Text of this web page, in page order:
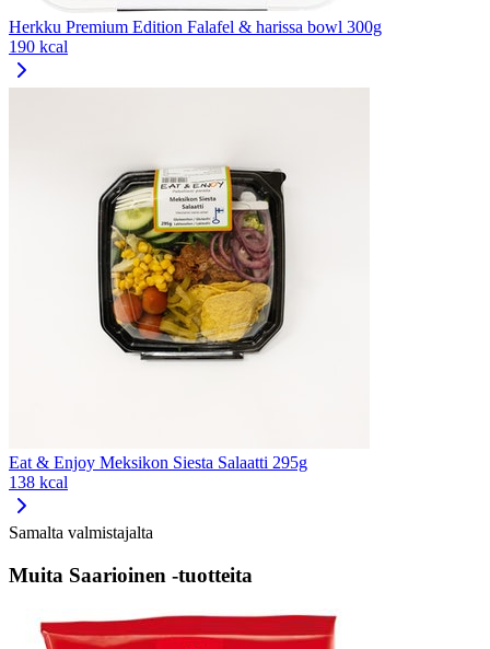
Herkku Premium Edition Falafel & harissa bowl 300g
190 kcal
Eat & Enjoy Meksikon Siesta Salaatti 295g
138 kcal
Samalta valmistajalta
Muita Saarioinen -tuotteita